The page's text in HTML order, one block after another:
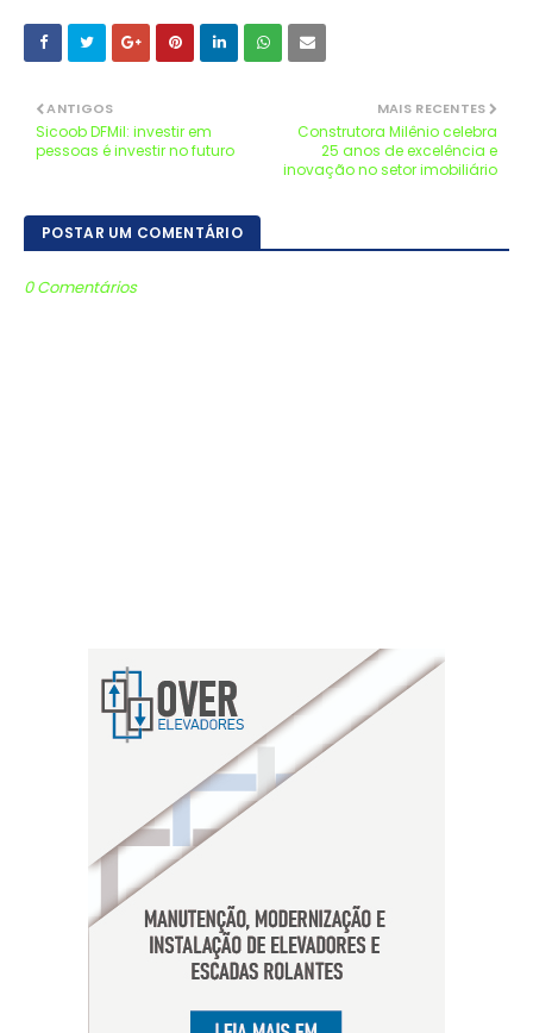
MAIS RECENTES
Construtora Milênio celebra
25 anos de excelência e
inovação no setor imobiliário
ANTIGOS
Sicoob DFMil: investir em
pessoas é investir no futuro
POSTAR UM COMENTÁRIO
0 Comentários